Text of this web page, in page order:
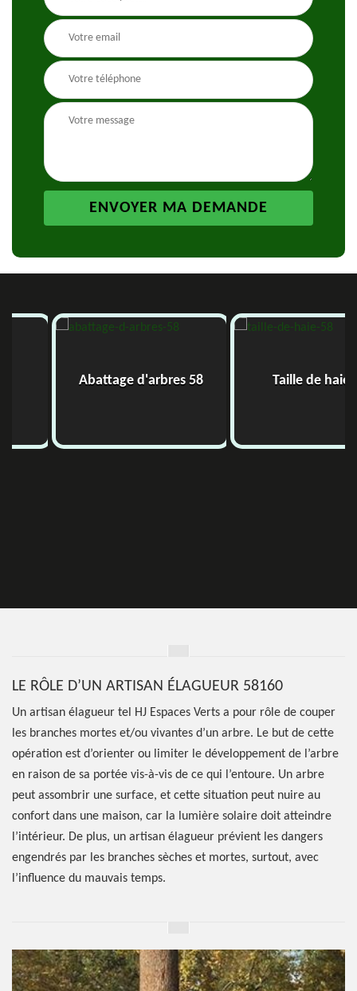
Abattage d'arbres 58 Taille de haie
LE RÔLE D’UN ARTISAN ÉLAGUEUR 58160
Un artisan élagueur tel HJ Espaces Verts a pour rôle de couper
les branches mortes et/ou vivantes d’un arbre. Le but de cette
opération est d’orienter ou limiter le développement de l’arbre
en raison de sa portée vis-à-vis de ce qui l’entoure. Un arbre
peut assombrir une surface, et cette situation peut nuire au
confort dans une maison, car la lumière solaire doit atteindre
l’intérieur. De plus, un artisan élagueur prévient les dangers
engendrés par les branches sèches et mortes, surtout, avec
l’influence du mauvais temps.